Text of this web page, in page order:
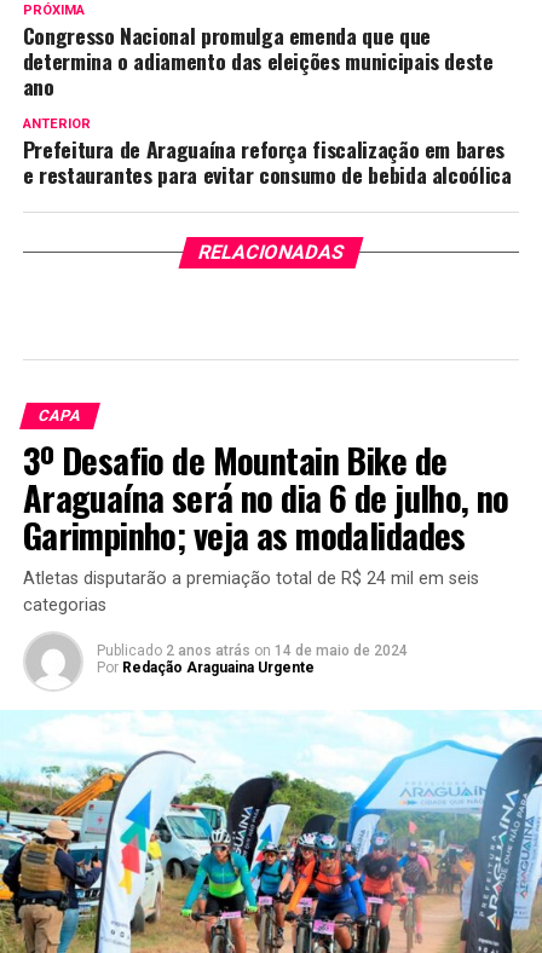
PRÓXIMA
Congresso Nacional promulga emenda que que
determina o adiamento das eleições municipais deste
ano
ANTERIOR
Prefeitura de Araguaína reforça fiscalização em bares
e restaurantes para evitar consumo de bebida alcoólica
RELACIONADAS
CAPA
3º Desafio de Mountain Bike de
Araguaína será no dia 6 de julho, no
Garimpinho; veja as modalidades
Atletas disputarão a premiação total de R$ 24 mil em seis
categorias
Publicado 2 anos atrás on 14 de maio de 2024
Por Redação Araguaina Urgente